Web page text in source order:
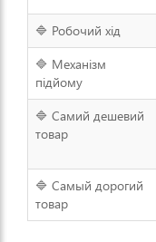
🔷 Робочий хід
🔷 Механізм
підйому
🔷 Самий дешевий
товар
🔷 Самый дорогий
товар